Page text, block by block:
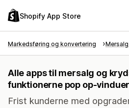
Shopify App Store
Markedsføring og konvertering
Alle apps til mersalg og
funktionerne pop op-vinduer
Frist kunderne med